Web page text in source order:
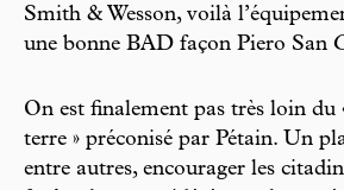
Smith & Wesson, voilà
une bonne BAD façon Piero San
On est finalement pas très loin du
terre » préconisé par Pétain. Un
entre autres, encourager les